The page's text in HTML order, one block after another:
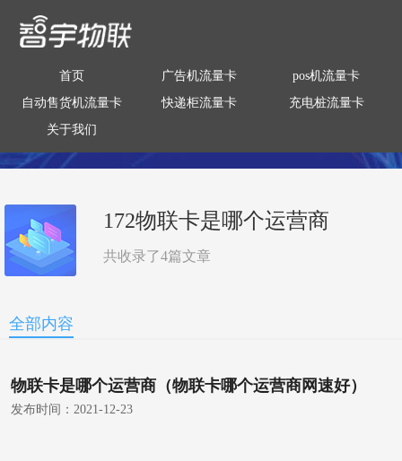
首页 广告机流量卡
pos机流量卡
自动售货机流量卡
快递柜流量卡
充电桩流量卡
关于我们
172物联卡是哪个运营商
共收录了4篇文章
全部内容
物联卡是哪个运营商（物联卡哪个运营商网速好）
发布时间： 2021-12-23